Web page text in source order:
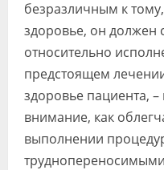
безразличным к
здоровье, он должен
относительно
предстоящем
здоровье пациента,
внимание, как
выполнении